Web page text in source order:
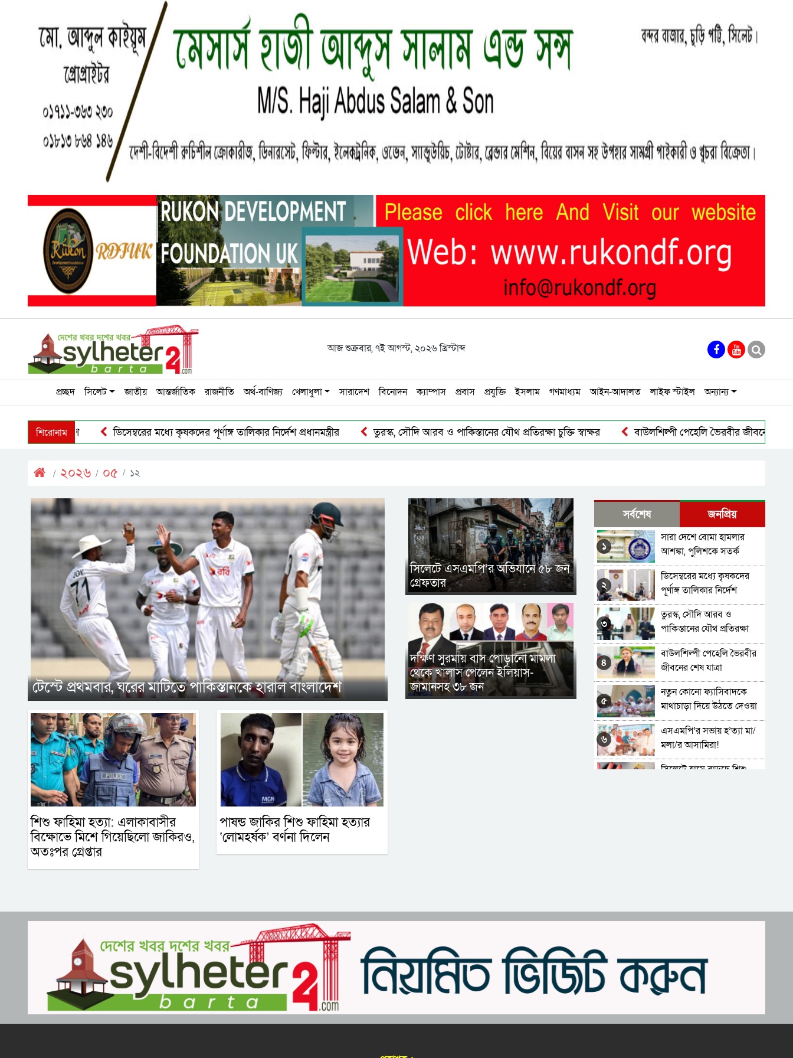
আজশুক্রবার,৭ই আগস্ট, ২০২৬ খ্রিস্টাব্দ
প্রচ্ছদ সিলেট জাতীয় আন্তর্জাতিক রাজনীতি অর্থ-বাণিজ্য খেলাধুলা সারাদেশ বিনোদন ক্যাম্পাস প্রবাস প্রযুক্তি ইসলাম গণমাধ্যম আইন-আদালত লাইফ স্টাইল অন্যান্য
শিরোনাম ডিসেম্বরের মধ্যে কৃষকদের পূর্ণাঙ্গ তালিকার নির্দেশ প্রধানমন্ত্রীর তুরস্ক, সৌদি আরব ও পাকিস্তানের যৌথ প্রতিরক্ষা চুক্তি স্বাক্ষর বাউলশিল্পী পেহেলি ভৈরবীর জীবনের শেষ যাত্রা
২০২৬ ০৫ ১২
টেস্টে প্রথমবার, ঘরের মাটিতে পাকিস্তানকে হারাল বাংলাদেশ
সিলেটে এসএমপি’র অভিযানে ৫৮ জন
গ্রেফতার
দক্ষিণ সুরমায় বাস পোড়ানো মামলা
থেকে খালাস পেলেন ইলিয়াস-
জামানসহ ৩৮ জন
শিশু ফাহিমা হত্যা: এলাকাবাসীর
বিক্ষোভে মিশে গিয়েছিলো জাকিরও,
অতঃপর গ্রেপ্তার
পাষন্ড জাকির শিশু ফাহিমা হত্যার
‘লোমহর্ষক’ বর্ণনা দিলেন
সর্বশেষ জনপ্রিয়
১
সারা দেশে বোমা হামলার
আশঙ্কা, পুলিশকে সতর্ক
থাকার নির্দেশ
২
ডিসেম্বরের মধ্যে কৃষকদের
পূর্ণাঙ্গ তালিকার নির্দেশ
প্রধানমন্ত্রীর
৩
তুরস্ক, সৌদি আরব ও
পাকিস্তানের যৌথ প্রতিরক্ষা
চুক্তি স্বাক্ষর
৪
বাউলশিল্পী পেহেলি ভৈরবীর
জীবনের শেষ যাত্রা
৫
নতুন কোনো ফ্যাসিবাদকে
মাথাচাড়া দিয়ে উঠতে দেওয়া
হবে না: ছাত্র জমিয়ত
৬
এসএমপি’র সভায় হ’ত্যা মা/
মলা/র আসামিরা!
সিলেটে হামে বাড়ছে শিশু
জালালাবাদ হোমিওপ্যাথি
১২
জুলাইয়ে ‘গণহত্যার নির্দেশনা
ও ষড়যন্ত্র’: ১৪ জনের কল
রেকর্ড ট্রাইব্যুনালে
ইত্তেহাদুল হুফফায’র দোয়া